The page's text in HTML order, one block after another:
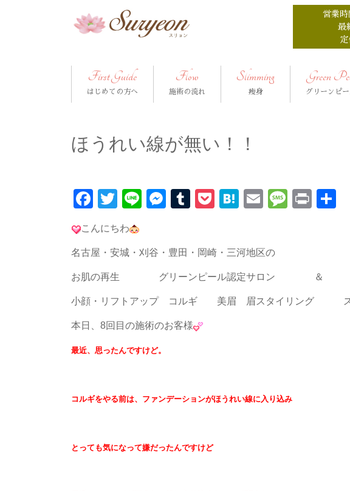
営業時
最
定
First Guide
はじめての方へ
Flow
施術の流れ
Slimming
痩身
Green
グリーンピー
ほうれい線が無い！！
Facebook
TwitterLineMessenger
Tumblr
Pocket
Hatena
Email Print
こんにちわ
名古屋・安城・刈谷・豊田・岡崎・三河地区の
お肌の再生 グリーンピール認定サロン ＆
小顔・リフトアップ コルギ 美眉 眉スタイリング
本日、8回目の施術のお客様
最近、思ったんですけど。
コルギをやる前は、ファンデーションがほうれい線に入り込み
とっても気になって嫌だったんですけど